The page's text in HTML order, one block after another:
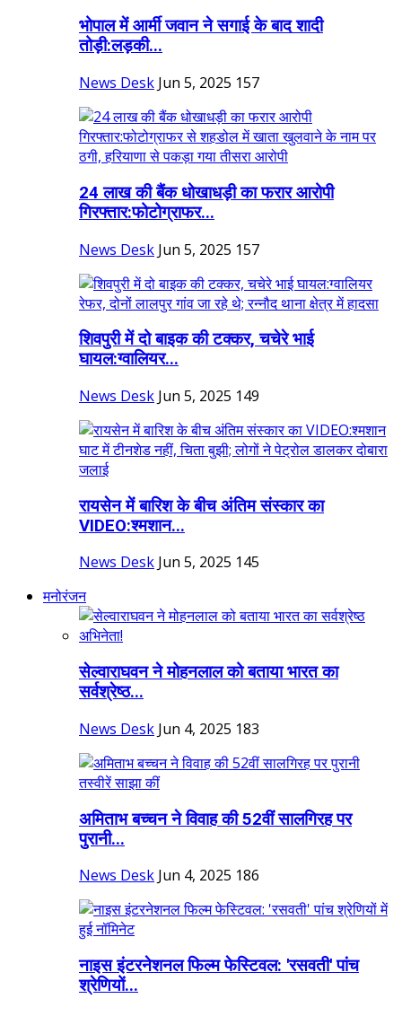
भोपाल में आर्मी जवान ने सगाई के बाद शादी
तोड़ी:लड़की...
News Desk Jun 5, 2025 157
24 लाख की बैंक धोखाधड़ी का फरार आरोपी
गिरफ्तार:फोटोग्राफर...
News Desk Jun 5, 2025 157
शिवपुरी में दो बाइक की टक्कर, चचेरे भाई
घायल:ग्वालियर...
News Desk Jun 5, 2025 149
रायसेन में बारिश के बीच अंतिम संस्कार का
VIDEO:श्मशान...
News Desk Jun 5, 2025 145
मनोरंजन
सेल्वाराघवन ने मोहनलाल को बताया भारत का
सर्वश्रेष्ठ...
News Desk Jun 4, 2025 183
अमिताभ बच्चन ने विवाह की 52वीं सालगिरह पर
पुरानी...
News Desk Jun 4, 2025 186
नाइस इंटरनेशनल फिल्म फेस्टिवल: 'रसवती' पांच
श्रेणियों...